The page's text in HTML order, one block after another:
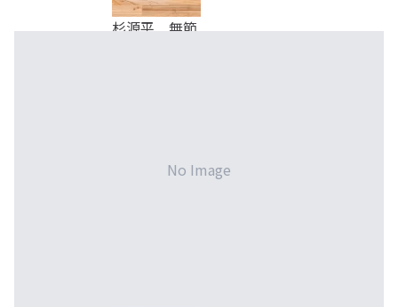
杉源平 無節
No Image